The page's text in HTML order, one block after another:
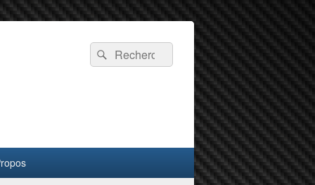
Recherche :
Rechercher